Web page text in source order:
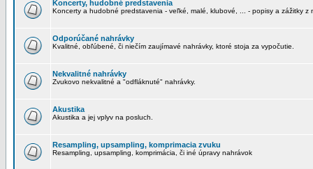
Koncerty, hudobné predstavenia
Koncerty a hudobné predstavenia - veľké, malé, klubové, ... - popisy a zážitky z
Odporúčané nahrávky
Kvalitné, obľúbené, či niečím zaujímavé nahrávky, ktoré stoja za vypočutie.
Nekvalitné nahrávky
Zvukovo nekvalitné a "odfláknuté" nahrávky.
Akustika
Akustika a jej vplyv na posluch.
Resampling, upsampling, komprimacia zvuku
Resampling, upsampling, komprimácia, či iné úpravy nahrávok